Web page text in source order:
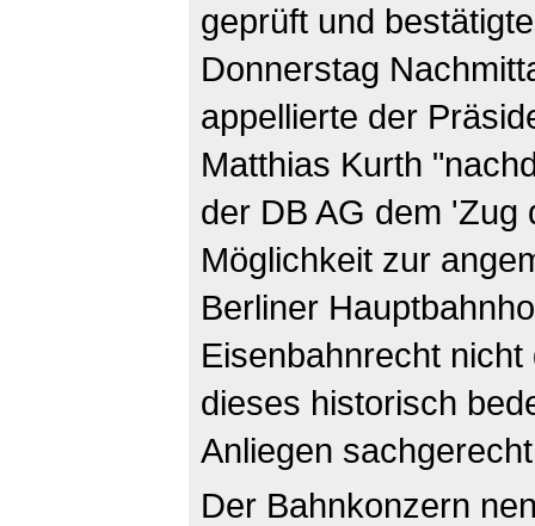
geprüft und
Donnerstag
appellierte der
Matthias Kurth
der DB AG dem 'Zug
Möglichkeit zur
Berliner
Eisenbahnrecht
dieses historisch
Anliegen
Der Bahnkonzern